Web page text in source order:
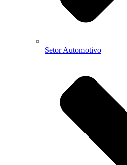
Setor Automotivo